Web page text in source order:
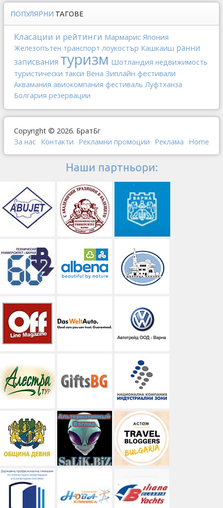
ПОПУЛЯРНИ ТАГОВЕ
Класации и рейтинги Мармарис Япония
Железопътен транспорт лоукостър Кашкаиш ранни
записвания туризм Шотландия недвижимость
туристически такси Вена Зиплайн фестивали
Аквамания авиокомпания фестиваль Луфтханза
Болгария резервации
Copyright © 2026. БратБг
За нас Контакти Рекламни промоции Реклама Home
Наши партньори: